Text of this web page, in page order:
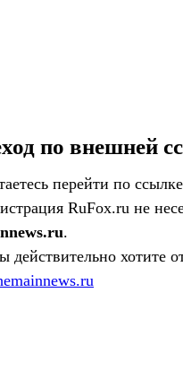
по внешней
перейти по
RuFox.ru не
.
действительно хотите